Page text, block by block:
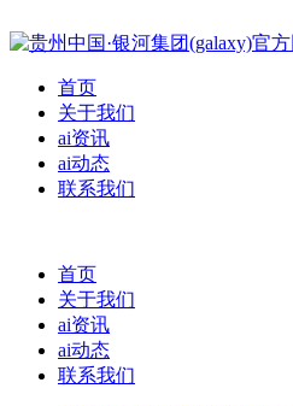
首页
关于我们
ai资讯
ai动态
联系我们
首页
关于我们
ai资讯
ai动态
联系我们